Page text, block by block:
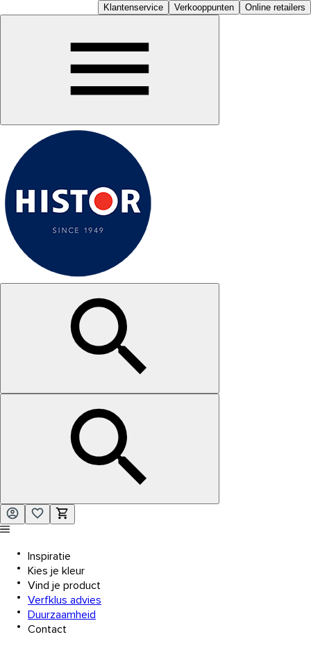
Klantenservice Verkooppunten Online retailers
Inspiratie
Kies je kleur
Vind je product
Verfklus advies
Duurzaamheid
Contact